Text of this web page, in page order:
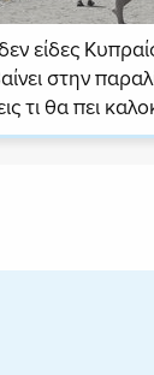
είδες
στην
τι θα πει